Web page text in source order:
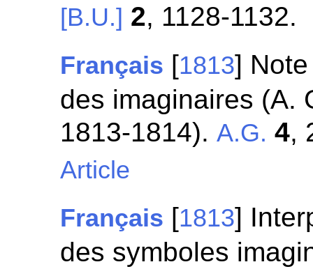
[B.U.] 2, 1128-1132.
Français [1813]
des imaginaires (A.
1813-1814).A.G. 4,
Article
Français [1813]
des symboles